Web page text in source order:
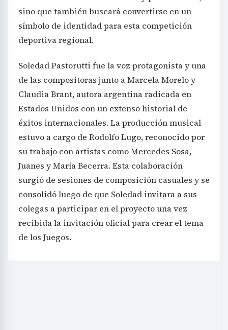
sino que también buscará convertirse en un
símbolo de identidad para esta competición
deportiva regional.
Soledad Pastorutti fue la voz protagonista y una
de las compositoras junto a Marcela Morelo y
Claudia Brant, autora argentina radicada en
Estados Unidos con un extenso historial de
éxitos internacionales. La producción musical
estuvo a cargo de Rodolfo Lugo, reconocido por
su trabajo con artistas como Mercedes Sosa,
Juanes y María Becerra. Esta colaboración
surgió de sesiones de composición casuales y se
consolidó luego de que Soledad invitara a sus
colegas a participar en el proyecto una vez
recibida la invitación oficial para crear el tema
de los Juegos.